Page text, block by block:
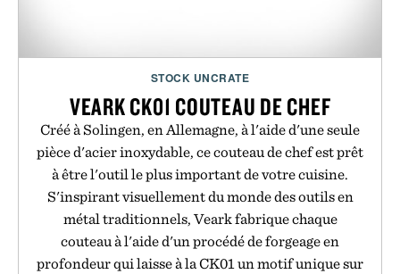
STOCK UNCRATE
VEARK CK01 COUTEAU DE CHEF
Créé à Solingen, en Allemagne, à l'aide d'une seule
pièce d'acier inoxydable, ce couteau de chef est prêt
à être l'outil le plus important de votre cuisine.
S'inspirant visuellement du monde des outils en
métal traditionnels, Veark fabrique chaque
couteau à l'aide d'un procédé de forgeage en
profondeur qui laisse à la CK01 un motif unique sur